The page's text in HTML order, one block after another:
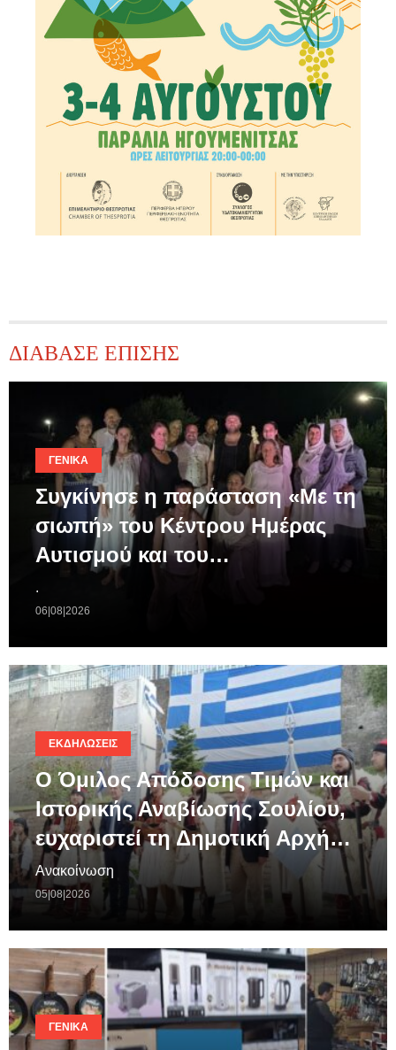
ΔΙΑΒΑΣΕ ΕΠΙΣΗΣ
ΓΕΝΙΚΆ
Συγκίνησε η παράσταση «Με τη
σιωπή» του Κέντρου Ημέρας
Αυτισμού και του…
.
06|08|2026
ΕΚΔΗΛΏΣΕΙΣ
Ο Όμιλος Απόδοσης Τιμών και
Ιστορικής Αναβίωσης Σουλίου,
ευχαριστεί τη Δημοτική Αρχή…
Ανακοίνωση
05|08|2026
ΓΕΝΙΚΆ